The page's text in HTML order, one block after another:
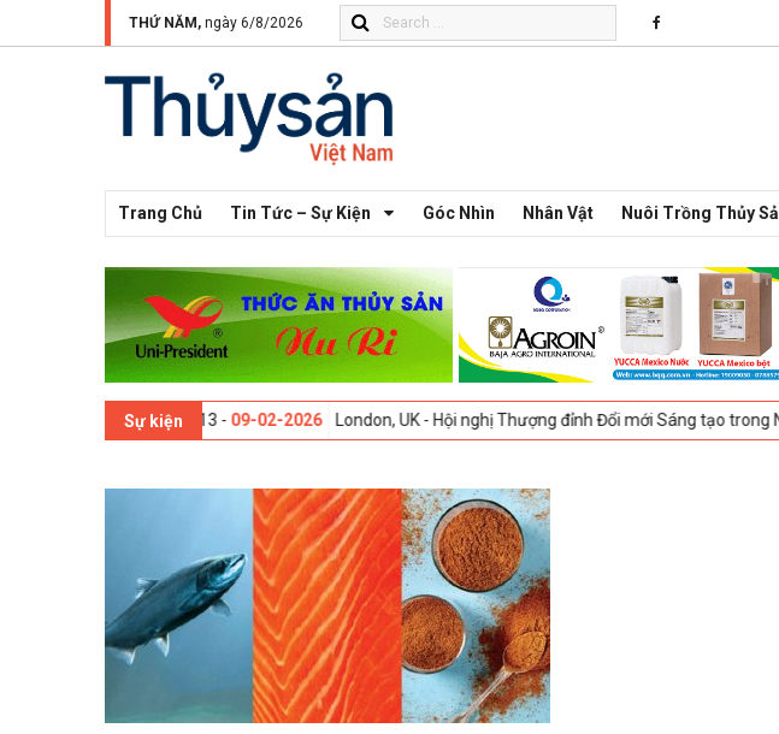
THỨ NĂM, ngày 6/8/2026
Trang Chủ Tin Tức – Sự Kiện Góc Nhìn Nhân Vật Nuôi Trồng Thủy
Sự kiện
Thế giới lần thứ 13 -09-02-2026 London, UK - Hội nghị Thượng đỉnh Đổi mới Sáng tạo trong Ngành